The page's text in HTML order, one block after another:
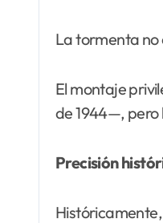
La tormenta no
El montaje
de 1944—, pero
Precisión